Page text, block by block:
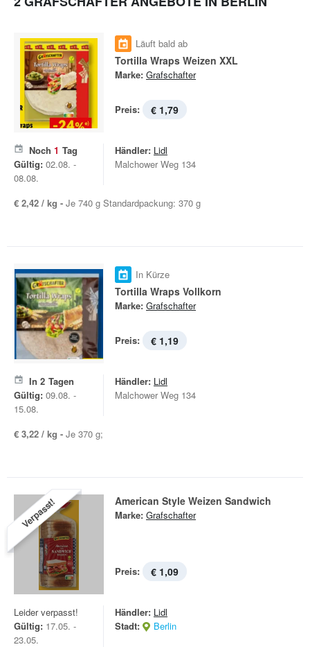
Läuft bald ab
Tortilla Wraps Weizen XXL
Marke: Grafschafter
Preis: € 1,79
Noch 1 Tag
Gültig: 02.08. -
08.08.
Händler: Lidl
Malchower Weg 134
€ 2,42 / kg - Je 740 g Standardpackung: 370 g
In Kürze
Tortilla Wraps Vollkorn
Marke: Grafschafter
Preis: € 1,19
In 2 Tagen
Gültig: 09.08. -
15.08.
Händler: Lidl
Malchower Weg 134
€ 3,22 / kg - Je 370 g;
Verpasst! American Style Weizen Sandwich
Marke: Grafschafter
Preis: € 1,09
Leider verpasst!
Gültig: 17.05. -
23.05.
Händler: Lidl
Stadt:
Berlin